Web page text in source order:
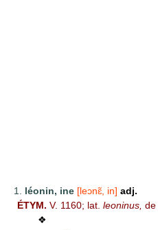
1. léonin, ine [leɔnɛ̃, in] adj.
ÉTYM. V. 1160; lat. leoninus, de
❖